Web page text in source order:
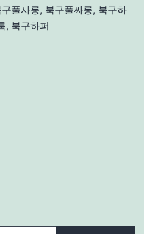
구풀사롱, 북구풀싸롱, 북구하
, 북구하퍼